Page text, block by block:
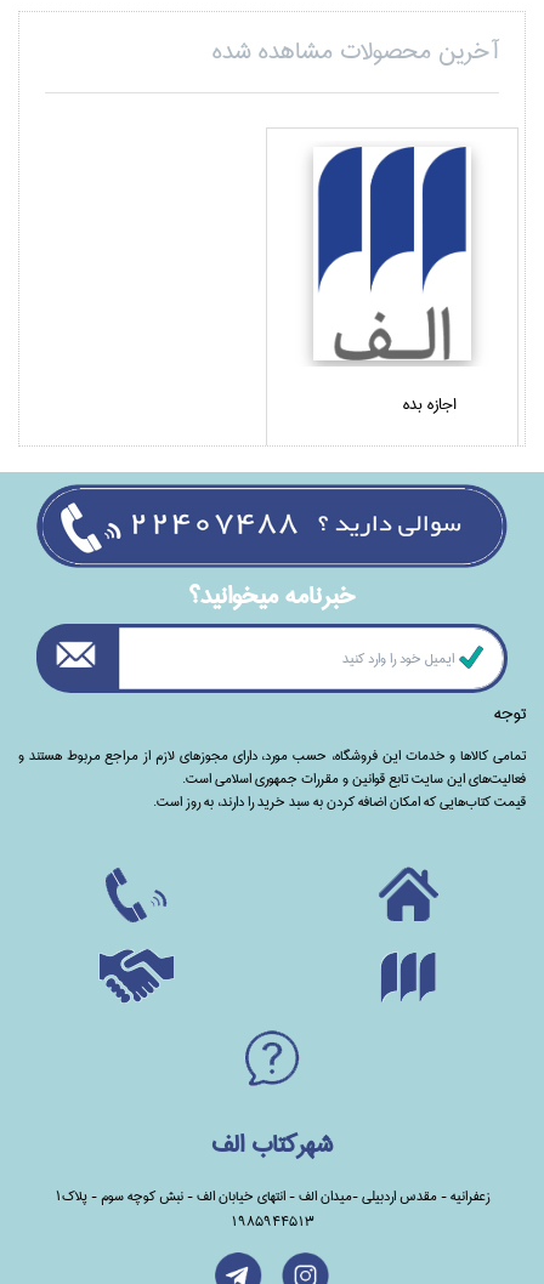
آخرین محصولات مشاهده شده
اجازه بده
خبرنامه ميخوانيد؟
توجه
تمامی‌ کالاها و خدمات این فروشگاه، حسب مورد،‌ دارای مجوزهای لازم از مراجع مربوط هستند ‌و‌‌
فعالیت‌های این سایت تابع قوانین و مقررات جمهوری اسلامی است.
قیمت کتاب‌هایی که امکان اضافه کردن به سبد خرید را دارند،‌ به روز است.
شهرکتاب الف
زعفرانیه - مقدس اردبیلی -میدان الف - انتهای خیابان الف - نبش کوچه سوم - پلاک1
1985944513